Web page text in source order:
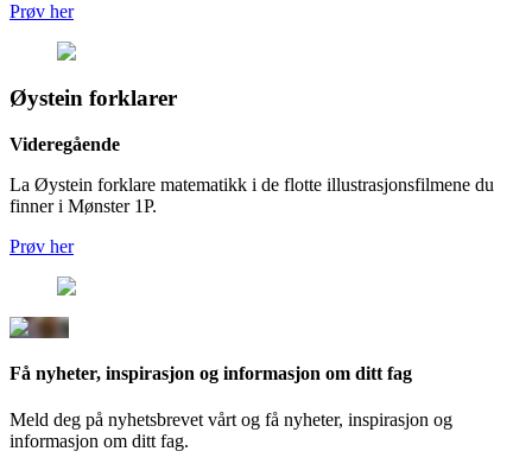
Prøv her
Øystein forklarer
Videregående
La Øystein forklare matematikk i de flotte illustrasjonsfilmene du
finner i Mønster 1P.
Prøv her
Få nyheter, inspirasjon og informasjon om ditt fag
Meld deg på nyhetsbrevet vårt og få nyheter, inspirasjon og
informasjon om ditt fag.